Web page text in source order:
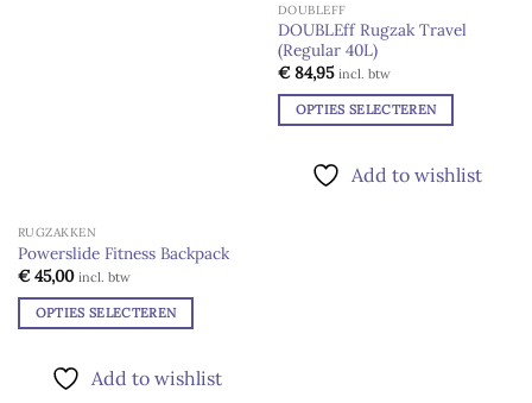
variaties.
Deze
optie
gekozen
DOUBLEFF
DOUBLEff Rugzak Travel
(Regular 40L)
€84,95 incl. btw
OPTIES SELECTEREN
product
Add to wishlist
RUGZAKKEN
Powerslide Fitness Backpack
€45,00 incl. btw
OPTIES SELECTEREN
product
Add to wishlist